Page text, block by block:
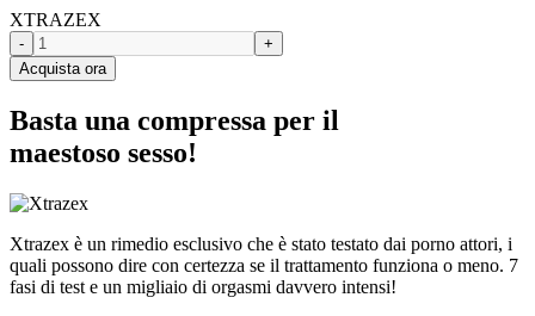
XTRAZEX
-
+
Acquista ora
Basta una compressa per il
maestoso sesso!
Xtrazex è un rimedio esclusivo che è stato testato dai porno attori, i
quali possono dire con certezza se il trattamento funziona o meno. 7
fasi di test e un migliaio di orgasmi davvero intensi!